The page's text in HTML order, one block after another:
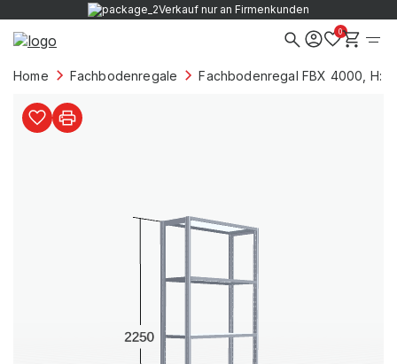
Verkauf nur an Firmenkunden
0
Home Fachbodenregale Fachbodenregal FBX 4000, H: